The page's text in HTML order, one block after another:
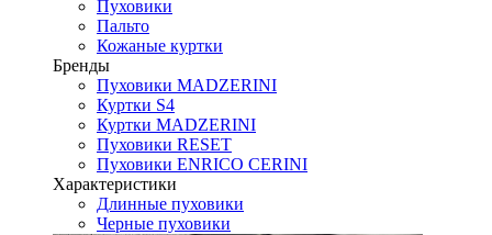
Пуховики
Пальто
Кожаные куртки
Бренды
Пуховики MADZERINI
Куртки S4
Куртки MADZERINI
Пуховики RESET
Пуховики ENRICO CERINI
Характеристики
Длинные пуховики
Черные пуховики